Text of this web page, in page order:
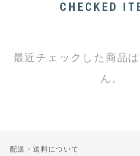
CHECKED
最近チェックした商品
ん。
配送・送料について